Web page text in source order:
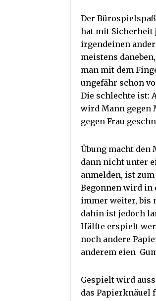
Der
hat mit Sicherheit
irgendeinen
meistens
man mit dem
ungefähr schon
Die schlechte ist:
wird Mann gegen
gegen Frau
Übung macht den
dann nicht unter
anmelden, ist
Begonnen wird in
immer weiter, bis
dahin ist jedoch
Hälfte erspielt
noch andere
anderem eien
Gespielt wird
das Papierknäuel